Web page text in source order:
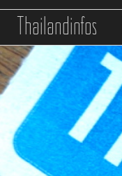
Thailandinfos